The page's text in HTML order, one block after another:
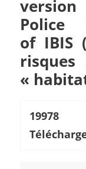
version
Police
of IBIS
risques
«
19978